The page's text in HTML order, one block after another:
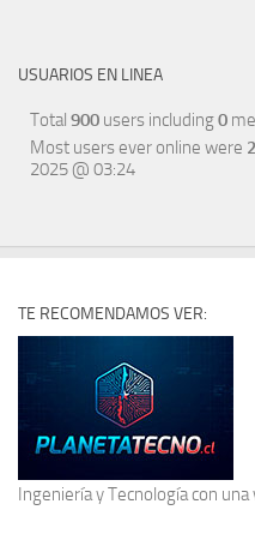
USUARIOS EN LINEA
Total 900 users including0
Most users ever online were
2025 @ 03:24
TE RECOMENDAMOS VER:
Ingeniería y Tecnologíacon una